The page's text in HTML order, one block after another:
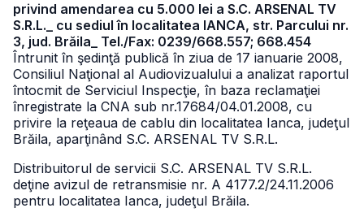
privind amendarea cu 5.000 lei a S.C. ARSENAL TV
S.R.L._ cu sediul în localitatea IANCA, str. Parcului nr.
3, jud. Brăila_ Tel./Fax: 0239/668.557; 668.454
Întrunit în şedinţă publică în ziua de 17 ianuarie 2008,
Consiliul Naţional al Audiovizualului a analizat raportul
întocmit de Serviciul Inspecţie, în baza reclamaţiei
înregistrate la CNA sub nr.17684/04.01.2008, cu
privire la reţeaua de cablu din localitatea Ianca, judeţul
Brăila, aparţinând S.C. ARSENAL TV S.R.L.
Distribuitorul de servicii S.C. ARSENAL TV S.R.L.
deţine avizul de retransmisie nr. A 4177.2/24.11.2006
pentru localitatea Ianca, judeţul Brăila.